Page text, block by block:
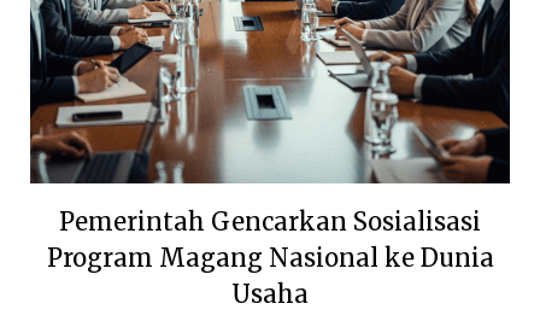
Pemerintah Gencarkan Sosialisasi
Program Magang Nasional ke Dunia
Usaha